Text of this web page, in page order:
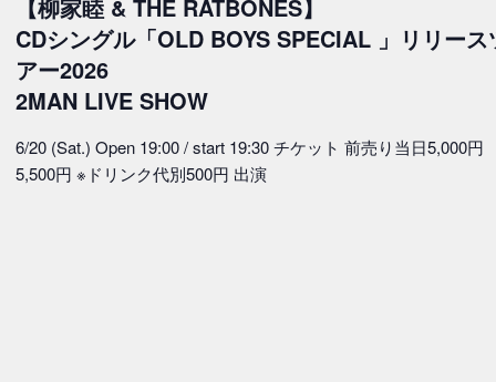
【柳家睦 & THE RATBONES】
CDシングル「OLD BOYS SPECIAL 」リリース
アー2026
2MAN LIVE SHOW
6/20 (Sat.) Open 19:00 / start 19:30 チケット 前売り当日5,000円
5,500円 ※ドリンク代別500円 出演